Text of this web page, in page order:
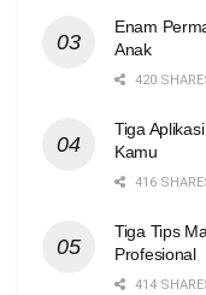
Enam
Anak
420
Tiga
Kamu
416
Tiga Tips
Profesional
414